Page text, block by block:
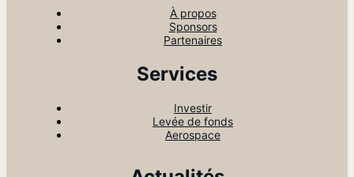
À propos
Sponsors
Partenaires
Services
Investir
Levée de fonds
Aerospace